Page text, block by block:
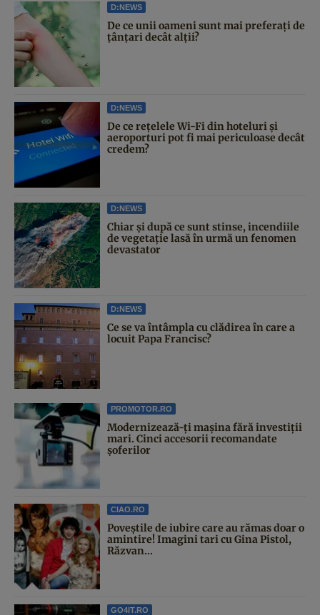
D:NEWS
De ce unii oameni sunt mai preferați de
țânțari decât alții?
D:NEWS
De ce rețelele Wi-Fi din hoteluri și
aeroporturi pot fi mai periculoase decât
credem?
D:NEWS
Chiar și după ce sunt stinse, incendiile
de vegetație lasă în urmă un fenomen
devastator
D:NEWS
Ce se va întâmpla cu clădirea în care a
locuit Papa Francisc?
PROMOTOR.RO
Modernizează-ți mașina fără investiții
mari. Cinci accesorii recomandate
șoferilor
CIAO.RO
Poveştile de iubire care au rămas doar o
amintire! Imagini tari cu Gina Pistol,
Răzvan...
GO4IT.RO